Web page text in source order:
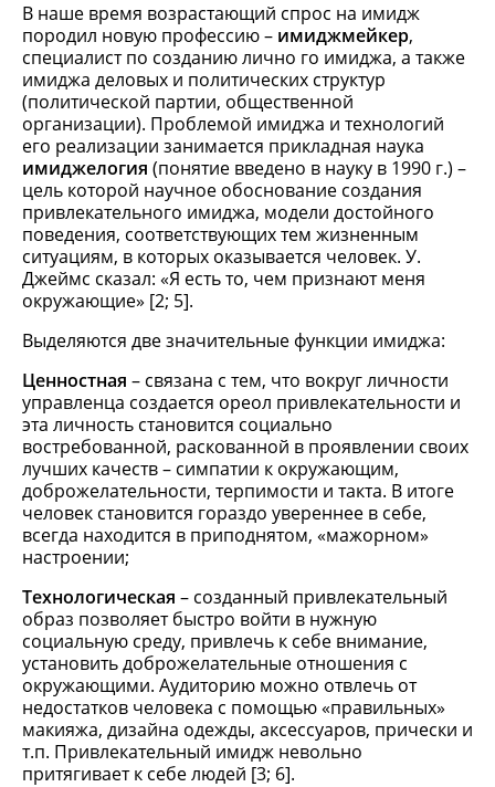
В наше время возрастающий спрос на имидж
породил новую профессию – имиджмейкер,
специалист по созданию лично го имиджа, а также
имиджа деловых и политических структур
(политической партии, общественной
организации). Проблемой имиджа и технологий
его реализации занимается прикладная наука
имиджелогия (понятие введено в науку в 1990 г.) –
цель которой научное обоснование создания
привлекательного имиджа, модели достойного
поведения, соответствующих тем жизненным
ситуациям, в которых оказывается человек. У.
Джеймс сказал: «Я есть то, чем признают меня
окружающие» [2; 5].
Выделяются две значительные функции имиджа:
Ценностная – связана с тем, что вокруг личности
управленца создается ореол привлекательности и
эта личность становится социально
востребованной, раскованной в проявлении своих
лучших качеств – симпатии к окружающим,
доброжелательности, терпимости и такта. В итоге
человек становится гораздо увереннее в себе,
всегда находится в приподнятом, «мажорном»
настроении;
Технологическая – созданный привлекательный
образ позволяет быстро войти в нужную
социальную среду, привлечь к себе внимание,
установить доброжелательные отношения с
окружающими. Аудиторию можно отвлечь от
недостатков человека с помощью «правильных»
макияжа, дизайна одежды, аксессуаров, прически и
т.п. Привлекательный имидж невольно
притягивает к себе людей [3; 6].